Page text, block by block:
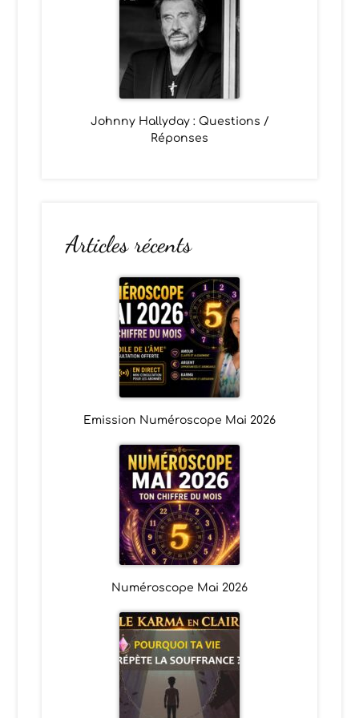
Johnny Hallyday : Questions /
Réponses
Articles récents
Emission Numéroscope Mai 2026
Numéroscope Mai 2026